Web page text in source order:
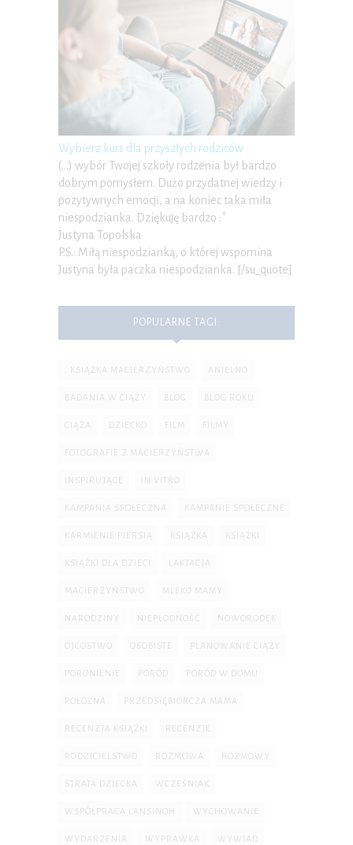
Wybierz kurs dla przyszłych rodziców
(…) wybór Twojej szkoły rodzenia był bardzo
dobrym pomysłem. Dużo przydatnej wiedzy i
pozytywnych emocji, a na koniec taka miła
niespodzianka. Dziękuję bardzo :*
Justyna Topolska
P.S.: Miłą niespodzianką, o której wspomina
Justyna była paczka niespodzianka. [/su_quote]
POPULARNE TAGI:
. KSIĄŻKA MACIERZYŃSTWO ANIELNO
BADANIA W CIĄŻY BLOG BLOG ROKU
CIĄŻA DZIECKO FILM FILMY
FOTOGRAFIE Z MACIERZYŃSTWA
INSPIRUJĄCE IN VITRO
KAMPANIA SPOŁECZNA KAMPANIE SPOŁECZNE
KARMIENIE PIERSIĄ KSIĄŻKA KSIĄŻKI
KSIĄŻKI DLA DZIECI LAKTACJA
MACIERZYŃSTWO MLEKO MAMY
NARODZINY NIEPŁODNOŚĆ NOWORODEK
OJCOSTWO OSOBISTE PLANOWANIE CIĄŻY
PORONIENIE PORÓD PORÓD W DOMU
POŁOŻNA PRZEDSIĘBIORCZA MAMA
RECENZJA KSIĄŻKI RECENZJE
RODZICIELSTWO ROZMOWA ROZMOWY
STRATA DZIECKA WCZEŚNIAK
WSPÓŁPRACA LANSINOH WYCHOWANIE
WYDARZENIA WYPRAWKA WYWIAD